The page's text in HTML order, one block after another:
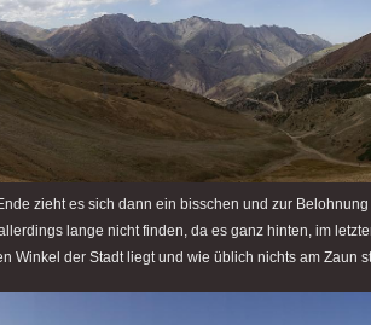
zieht es sich dann ein bisschen und zur
lange nicht finden, da es ganz hinten, im
Winkel der Stadt liegt und wie üblich nichts am Zaun